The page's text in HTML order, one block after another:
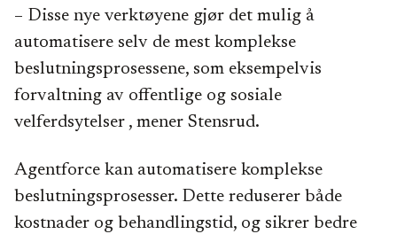
– Disse nye verktøyene gjør det mulig å
automatisere selv de mest komplekse
beslutningsprosessene, som eksempelvis
forvaltning av offentlige og sosiale
velferdsytelser , mener Stensrud.
Agentforce kan automatisere komplekse
beslutningsprosesser. Dette reduserer både
kostnader og behandlingstid, og sikrer bedre